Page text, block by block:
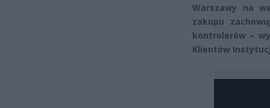
Warszawy na
zakupu
kontrolerów –
Klientów